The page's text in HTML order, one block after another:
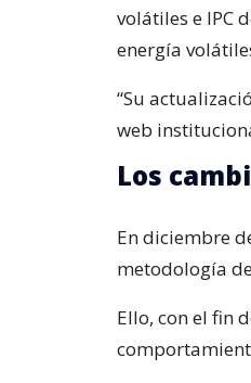
volátiles e IPC
energía
“Su
web
Los
En diciembre
metodología
Ello, con el fin